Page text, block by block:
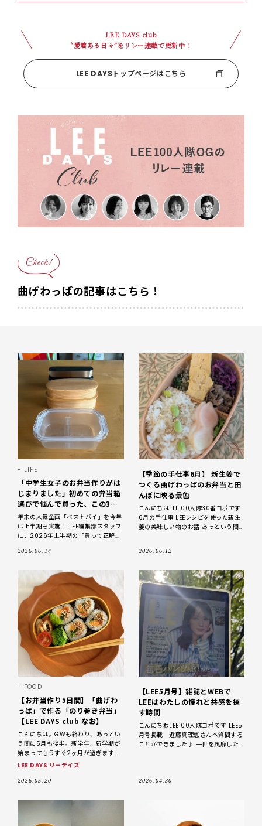
LEE DAYS club
“愛着ある日々”をリレー連載で更新中！
LEE DAYSトップページはこちら
Check!
曲げわっぱの記事はこちら！
LIFE
「中学生女子のお弁当作りがは
じまりました」初めての弁当箱
選びで悩んで買った、この3つ
がベストバイ！【無印良品、サ
ーモス、大館工芸社の曲げわっ
ぱ】
年末の人気企画「ベストバイ」を今年
は上半期も実施！ LEE編集部スタッフ
に、2026年上半期の「買って正解だ
ました。 今回は、LEEwebスタッフ・
2026.06.14
【季節の手仕事6月】 新生姜で
つくる曲げわっぱのお弁当と田
んぼに映る景色
こんにちはLEE100人隊30番コポです
6月の手仕事 LEEレシピを使った新生
姜の美味しい物のお話 あっという間
2026.06.12
FOOD
【お弁当作り5日間】「曲げわ
っぱ」で作る「のり巻き弁当」
【LEE DAYS club なお】
こんにちは。GWも終わり、あっとい
う間に5月も後半。新学年、新学期が
始まってもうすぐ2ヶ月が過ぎます
ね。最近は、「頼まれたら作るよー」
どお弁当を作っています。今日
LEE DAYS リーデイズ
2026.05.20
【LEE5月号】雑誌とWEBで
LEEはわたしの憧れと共感を探
す時間
こんにちわLEE100人隊コポです LEE5
月号掲載 近藤真理恵さんへ質問する
ことができました♪ 一世を風靡した
2026.04.30